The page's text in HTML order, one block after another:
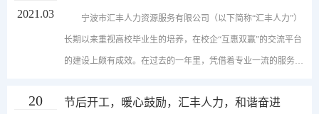
2021.03 宁波市汇丰人力资源服务有限公司（以下简称“汇丰人力”）
长期以来重视高校毕业生的培养，在校企“互惠双赢”的交流平台
的建设上颇有成效。在过去的一年里，凭借着专业一流的服务水
践氛围，也为公司以及客户单位培养了高素质人才队伍，荣获
20 节后开工，暖心鼓励，汇丰人力，和谐奋进